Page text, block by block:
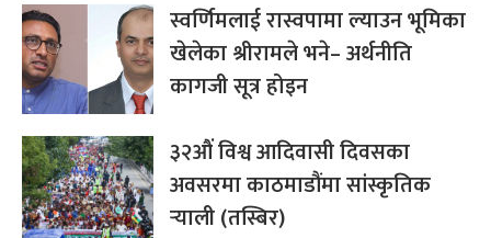
स्वर्णिमलाई रास्वपामा ल्याउन भूमिका
खेलेका श्रीरामले भने– अर्थनीति
कागजी सूत्र होइन
३२औं विश्व आदिवासी दिवसका
अवसरमा काठमाडौंमा सांस्कृतिक
र्‍याली (तस्बिर)